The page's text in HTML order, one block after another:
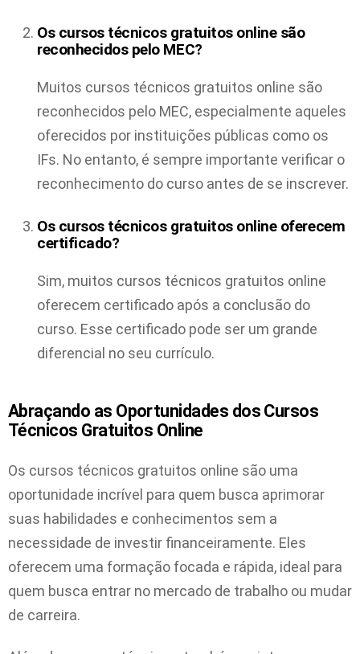
Os cursos técnicos gratuitos online são
reconhecidos pelo MEC?
Muitos cursos técnicos gratuitos online são
reconhecidos pelo MEC, especialmente aqueles
oferecidos por instituições públicas como os
IFs. No entanto, é sempre importante verificar o
reconhecimento do curso antes de se inscrever.
Os cursos técnicos gratuitos online oferecem
certificado?
Sim, muitos cursos técnicos gratuitos online
oferecem certificado após a conclusão do
curso. Esse certificado pode ser um grande
diferencial no seu currículo.
Abraçando as Oportunidades dos Cursos
Técnicos Gratuitos Online
Os cursos técnicos gratuitos online são uma
oportunidade incrível para quem busca aprimorar
suas habilidades e conhecimentos sem a
necessidade de investir financeiramente. Eles
oferecem uma formação focada e rápida, ideal para
quem busca entrar no mercado de trabalho ou mudar
de carreira.